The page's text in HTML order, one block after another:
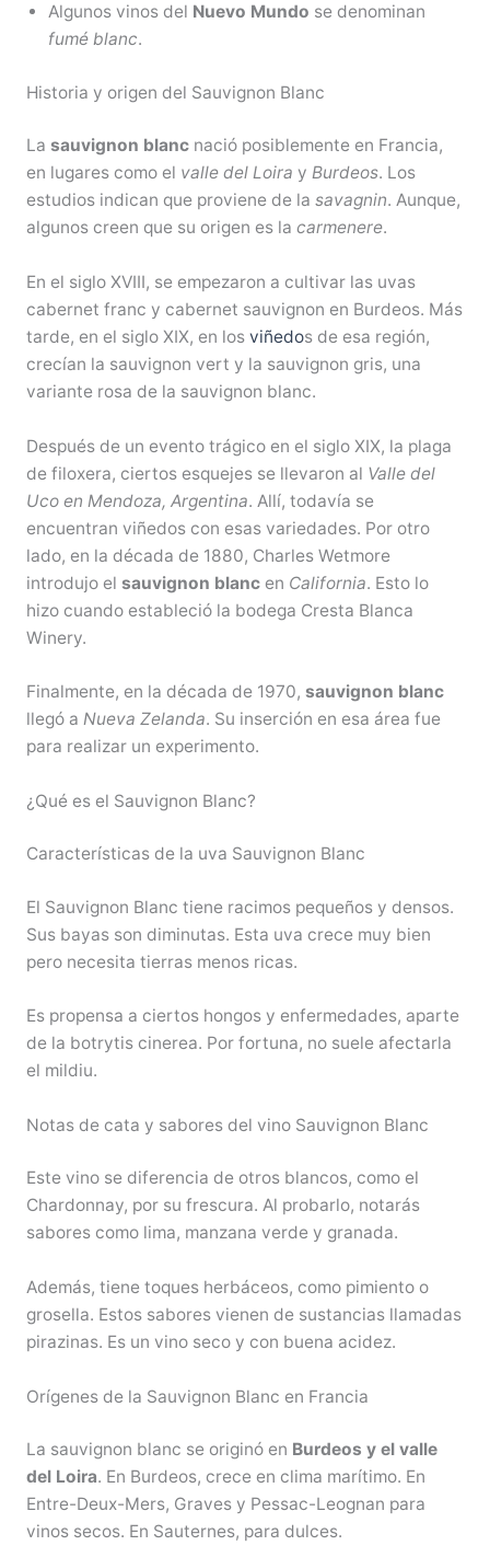
Algunos vinos del Nuevo Mundo se denominan
fumé blanc.
Historia y origen del Sauvignon Blanc
La sauvignon blancnació posiblemente en Francia,
en lugares como el valle del Loira y Burdeos. Los
estudios indican que proviene de la savagnin. Aunque,
algunos creen que su origen es la carmenere.
En el siglo XVIII, se empezaron a cultivar las uvas
cabernet franc y cabernet sauvignon en Burdeos. Más
tarde, en el siglo XIX, en los viñedos de esa región,
crecían la sauvignon vert y la sauvignon gris, una
variante rosa de la sauvignon blanc.
Después de un evento trágico en el siglo XIX, la plaga
de filoxera, ciertos esquejes se llevaron al Valle del
Uco en Mendoza, Argentina. Allí, todavía se
encuentran viñedos con esas variedades. Por otro
lado, en la década de 1880, Charles Wetmore
introdujo el sauvignon blancen California. Esto lo
hizo cuando estableció la bodega Cresta Blanca
Winery.
Finalmente, en la década de 1970, sauvignon blanc
llegó a Nueva Zelanda. Su inserción en esa área fue
para realizar un experimento.
¿Qué es el Sauvignon Blanc?
Características de la uva Sauvignon Blanc
El Sauvignon Blanc tiene racimos pequeños y densos.
Sus bayas son diminutas. Esta uva crece muy bien
pero necesita tierras menos ricas.
Es propensa a ciertos hongos y enfermedades, aparte
de la botrytis cinerea. Por fortuna, no suele afectarla
el mildiu.
Notas de cata y sabores del vino Sauvignon Blanc
Este vino se diferencia de otros blancos, como el
Chardonnay, por su frescura. Al probarlo, notarás
sabores como lima, manzana verde y granada.
Además, tiene toques herbáceos, como pimiento o
grosella. Estos sabores vienen de sustancias llamadas
pirazinas. Es un vino seco y con buena acidez.
Orígenes de la Sauvignon Blanc en Francia
La sauvignon blanc se originó en Burdeos y el valle
del Loira. En Burdeos, crece en clima marítimo. En
Entre-Deux-Mers, Graves y Pessac-Leognan para
vinos secos. En Sauternes, para dulces.